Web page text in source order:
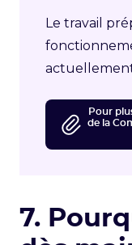
Le travail
Pour
de la
7.